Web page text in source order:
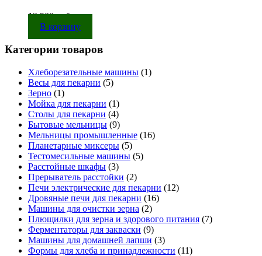
12 500руб.
В корзину
Категории товаров
Хлеборезательные машины (1)
Весы для пекарни (5)
Зерно (1)
Мойка для пекарни (1)
Столы для пекарни (4)
Бытовые мельницы (9)
Мельницы промышленные (16)
Планетарные миксеры (5)
Тестомесильные машины (5)
Расстойные шкафы (3)
Прерыватель расстойки (2)
Печи электрические для пекарни (12)
Дровяные печи для пекарни (16)
Машины для очистки зерна (2)
Плющилки для зерна и здорового питания (7)
Ферментаторы для закваски (9)
Машины для домашней лапши (3)
Формы для хлеба и принадлежности (11)